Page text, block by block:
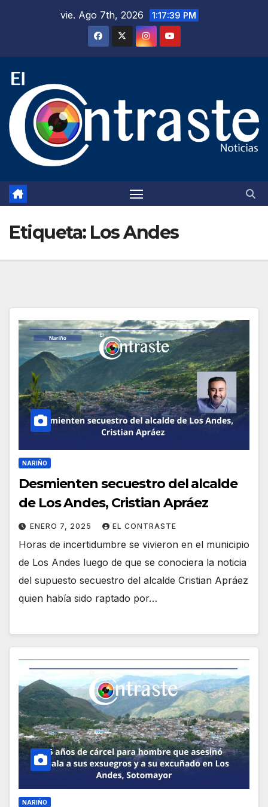
vie. Ago 7th, 2026 1:17:40 PM
Etiqueta: Los Andes
NARIÑO
Desmienten secuestro del alcalde
de Los Andes, Cristian Apráez
ENERO 7, 2025 EL CONTRASTE
Horas de incertidumbre se vivieron en el municipio
de Los Andes luego de que se conociera la noticia
del supuesto secuestro del alcalde Cristian Apráez
quien había sido raptado por…
NARIÑO